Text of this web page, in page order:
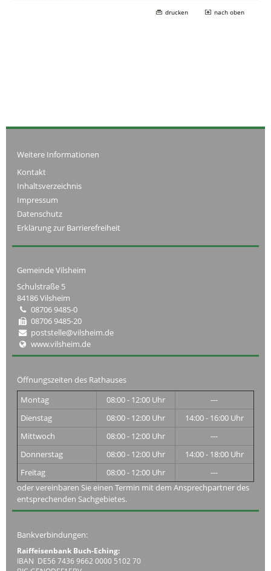
drucken nach oben
Weitere Informationen
Kontakt
Inhaltsverzeichnis
Impressum
Datenschutz
Erklärung zur Barrierefreiheit
Gemeinde Vilsheim
Schulstraße 5
84186 Vilsheim
08706 9485-0
08706 9485-20
poststelle@vilsheim.de
www.vilsheim.de
Öffnungszeiten des Rathauses
Montag
08:00 - 12:00 Uhr
---
Dienstag
08:00 - 12:00 Uhr
14:00 - 16:00 Uhr
Mittwoch
08:00 - 12:00 Uhr
---
Donnerstag
08:00 - 12:00 Uhr
14:00 - 18:00 Uhr
Freitag
08:00 - 12:00 Uhr
---
oder vereinbaren Sie einen Termin mit dem Ansprechpartner des
entsprechenden Sachgebietes.
Bankverbindungen:
Raiffeisenbank Buch-Eching:
IBAN DE56 7436 9662 0000 5102 70